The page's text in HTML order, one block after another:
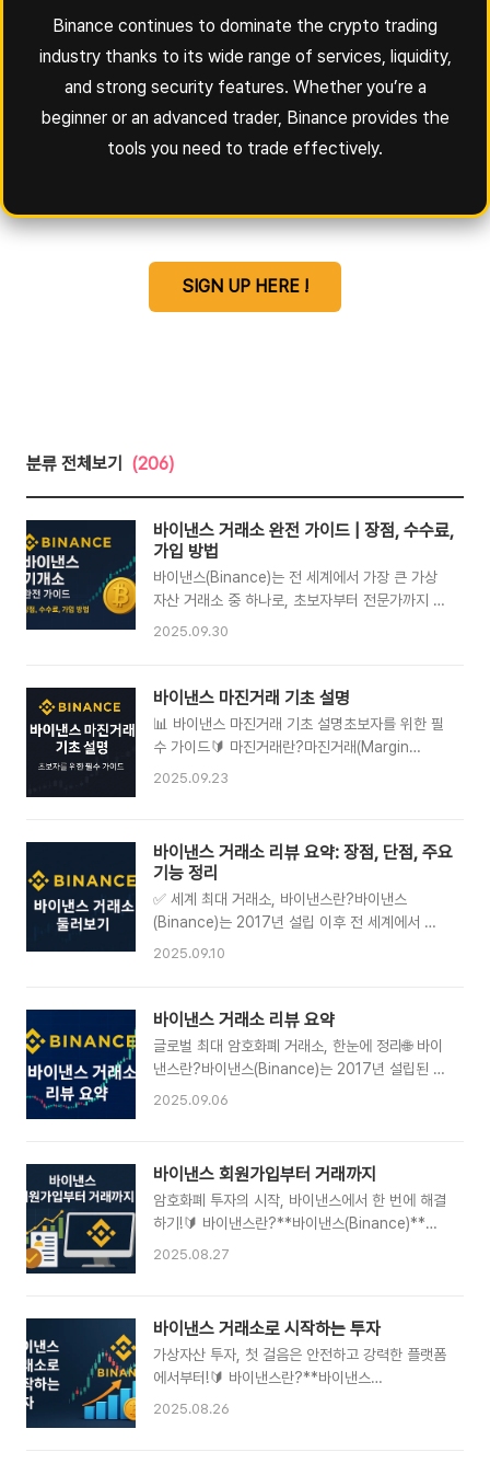
Binance continues to dominate the crypto trading
industry thanks to its wide range of services, liquidity,
and strong security features. Whether you’re a
beginner or an advanced trader, Binance provides the
tools you need to trade effectively.
SIGN UP HERE !
분류 전체보기 (206)
바이낸스 거래소 완전 가이드 | 장점, 수수료,
가입 방법
바이낸스(Binance)는 전 세계에서 가장 큰 가상
자산 거래소 중 하나로, 초보자부터 전문가까지 모
두가 활용할 수 있는 글로벌 플랫폼입니다. 수백
은 투자자들이 선택하고 있습니다.바이낸스 거래
소란?바이낸스는 2017년에 설립되어 빠르게 성
장한 암호화폐 거래소입니다. 현재 수천만 명의 사
용자가 전 세계에서 바이낸스를 이용하고 있으며,
거래량 기준으로도 꾸준히 상위권을 차지하고 있
수료: 기본 거래 수수료는 0.1%이며, 바이낸스 코
인(BNB)으로 결제 시 추가 할인이 가능합니다.강
력한 보안: 2단계 인증(2FA)..
2025.09.30
바이낸스 마진거래 기초 설명
📊 바이낸스 마진거래 기초 설명초보자를 위한 필
수 가이드🔰 마진거래란?마진거래(Margin
Trading)는 자본(증거금)에 레버리지를 곱해 더
다.바이낸스 거래소에서는 현물 마진과 격리/교차
마진을 선택할 수 있습니다.바이낸스 홈페이지 바
로가기⚙️ 마진거래 종류✅ 격리 마진 (Isolated
Margin)특정 포지션에만 증거금이 묶임손실이 커
져도 해당 포지션 한정초보자에게 더 안전한 방식
급 트레이더가 주로 사용📈 마진거래의 장점소액
으로도 큰 규모 거래..
2025.09.23
바이낸스 거래소 리뷰 요약: 장점, 단점, 주요
기능 정리
✅ 세계 최대 거래소, 바이낸스란?바이낸스
(Binance)는 2017년 설립 이후 전 세계에서 가
장 큰 암호화폐 거래소로 성장했습니다.글로벌 유
바이, 프랑스 등 글로벌 분산 구조지원 언어: 한국
어 포함 30개 이상바이낸스 홈페이지 바로가기✅
바이낸스의 주요 기능바이낸스는 초보자부터 전문
가까지 모두를 위한 기능을 갖추고 있습니다.현물
거래 / 선물거래 지원스테이킹, 런치풀, 이자 수익
이낸스의 장점낮은 수수료 (BNB 사용 시 할인)다
양한 거래쌍 및 유동성강력한 보안 시스템 (2FA,
인증 이메일 등)글로벌 커뮤..
2025.09.10
바이낸스 거래소 리뷰 요약
글로벌 최대 암호화폐 거래소, 한눈에 정리🌐 바이
낸스란?바이낸스(Binance)는 2017년 설립된 세
계 최대 규모의 암호화폐 거래소입니다.일일 거래
니다.바이낸스 홈페이지 바로가기📊 주요 특징 요
약항목내용설립년도2017년본사케이맨 제도지원
언어한국어 포함 30개 이상지원 코인350개+거
래 방식현물, 마진, 선물, P2P자체 토큰BNB (수
도 높음: 실시간 알림, 쉬운 UI💳 수수료 할인 혜
택: BNB 활용 시 최대 25% 할인🔐 보안 강화 기
능 제공: 2..
2025.09.06
바이낸스 회원가입부터 거래까지
암호화폐 투자의 시작, 바이낸스에서 한 번에 해결
하기!🔰 바이낸스란?**바이낸스(Binance)**는
세계 최대 규모의 가상자산 거래소로,일일 거래량,
점’이라 할 수 있습니다.🧾 회원가입 방법공식 사
이트 접속이메일 또는 휴대폰 번호 입력비밀번호
설정 후 인증코드 입력KYC(본인 인증) 진행신분
증 + 셀카 촬영2단계 보안 인증(2FA) 설정구글
2025.08.27
바이낸스 거래소로 시작하는 투자
가상자산 투자, 첫 걸음은 안전하고 강력한 플랫폼
에서부터!🔰 바이낸스란?**바이낸스
(Binance)**는 전 세계에서 가장 큰 가상자산(암
2025.08.26